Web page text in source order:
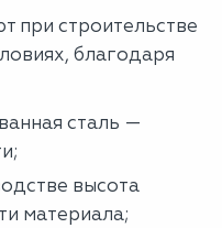
при строительстве
благодаря
сталь —
высота
материала;